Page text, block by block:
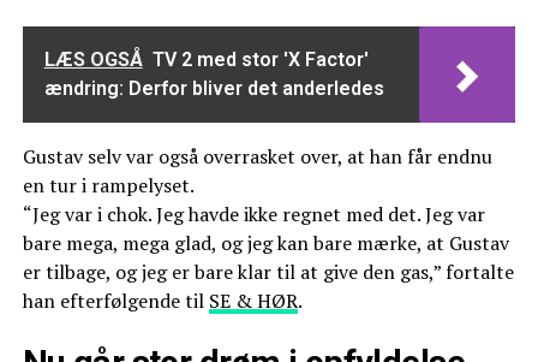
LÆS OGSÅ TV 2 med stor 'X Factor'
ændring: Derfor bliver det anderledes
Gustav selv var også overrasket over, at han får endnu
en tur i rampelyset.
“Jeg var i chok. Jeg havde ikke regnet med det. Jeg var
bare mega, mega glad, og jeg kan bare mærke, at Gustav
er tilbage, og jeg er bare klar til at give den gas,” fortalte
han efterfølgende til SE & HØR.